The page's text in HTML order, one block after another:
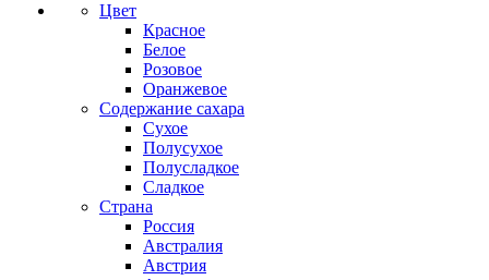
Цвет
Красное
Белое
Розовое
Оранжевое
Содержание сахара
Сухое
Полусухое
Полусладкое
Сладкое
Страна
Россия
Австралия
Австрия